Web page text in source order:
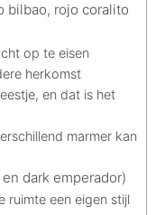
bilbao, rojo coralito
op te eisen
herkomst
en dat is het
marmer kan
dark emperador)
ruimte een eigen stijl